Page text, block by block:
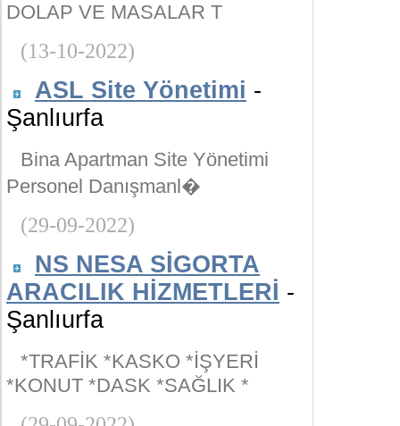
DOLAP VE MASALAR T
(13-10-2022)
ASL Site Yönetimi -
Şanlıurfa
Bina Apartman Site Yönetimi
Personel Danışmanl�
(29-09-2022)
NS NESA SİGORTA
ARACILIK HİZMETLERİ -
Şanlıurfa
*TRAFİK *KASKO *İŞYERİ
*KONUT *DASK *SAĞLIK *